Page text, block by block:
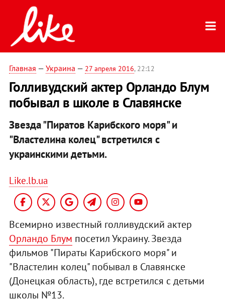
Главная — Украина — 27 апреля 2016, 22:12
Голливудский актер Орландо Блум
побывал в школе в Славянске
Звезда "Пиратов Карибского моря" и
"Властелина колец" встретился с
украинскими детьми.
Like.lb.ua
Всемирно известный голливудский актер
Орландо Блум посетил Украину. Звезда
фильмов "Пираты Карибского моря" и
"Властелин колец" побывал в Славянске
(Донецкая область), где встретился с детьми
школы №13.